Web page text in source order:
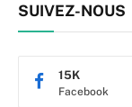
SUIVEZ-NOUS
Facebook
15K